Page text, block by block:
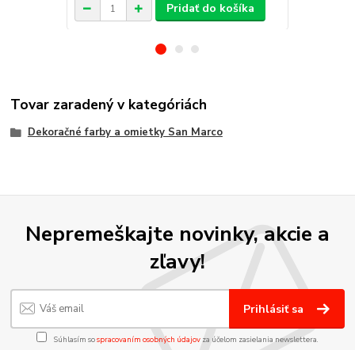
Pridať do košíka
Tovar zaradený v kategóriách
Dekoračné farby a omietky San Marco
Nepremeškajte novinky, akcie a
zľavy!
Prihlásiť sa
Súhlasím sospracovaním osobných údajov za účelom zasielania newslettera.